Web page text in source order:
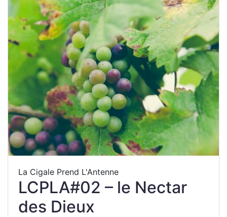
La Cigale Prend L'Antenne
LCPLA#02 – le Nectar
des Dieux